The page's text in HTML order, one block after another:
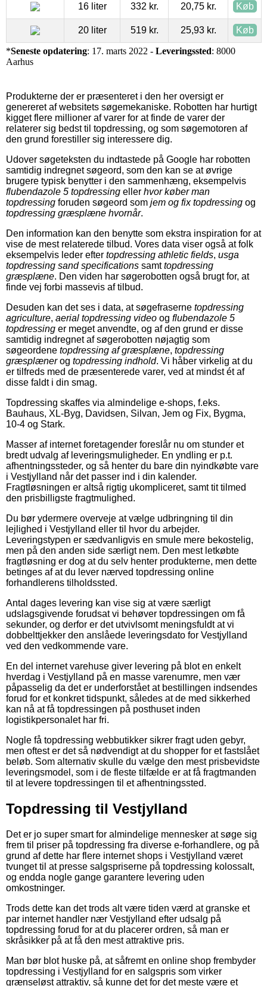
16 liter 332 kr. 20,75 kr. Køb
20 liter 519 kr. 25,93 kr. Køb
*Seneste opdatering: 17. marts 2022 - Leveringssted: 8000
Aarhus
Produkterne der er præsenteret i den her oversigt er
genereret af websitets søgemekaniske. Robotten har hurtigt
kigget flere millioner af varer for at finde de varer der
relaterer sig bedst til topdressing, og som søgemotoren af
den grund forestiller sig interessere dig.
Udover søgeteksten du indtastede på Google har robotten
samtidig indregnet søgeord, som den kan se at øvrige
brugere typisk benytter i den sammenhæng, eksempelvis
flubendazole 5 topdressing eller hvor køber man
topdressing foruden søgeord som jem og fix topdressing og
topdressing græsplæne hvornår.
Den information kan den benytte som ekstra inspiration for at
vise de mest relaterede tilbud. Vores data viser også at folk
eksempelvis leder efter topdressing athletic fields, usga
topdressing sand specifications samttopdressing
græsplæne. Den viden har søgerobotten også brugt for, at
finde vej forbi massevis af tilbud.
Desuden kan det ses i data, at søgefraserne topdressing
agriculture, aerial topdressing video og flubendazole 5
topdressing er meget anvendte, og af den grund er disse
samtidig indregnet af søgerobotten nøjagtig som
søgeordene topdressing af græsplæne, topdressing
græsplænerog topdressing indhold. Vi håber virkelig at du
er tilfreds med de præsenterede varer, ved at mindst ét af
disse faldt i din smag.
Topdressing skaffes via almindelige e-shops, f.eks.
Bauhaus, XL-Byg, Davidsen, Silvan, Jem og Fix, Bygma,
10-4 og Stark.
Masser af internet foretagender foreslår nu om stunder et
bredt udvalg af leveringsmuligheder. En yndling er p.t.
afhentningssteder, og så henter du bare din nyindkøbte vare
i Vestjylland når det passer ind i din kalender.
Fragtløsningen er altså rigtig ukompliceret, samt tit tilmed
den prisbilligste fragtmulighed.
Du bør ydermere overveje at vælge udbringning til din
lejlighed i Vestjylland eller til hvor du arbejder.
Leveringstypen er sædvanligvis en smule mere bekostelig,
men på den anden side særligt nem. Den mest letkøbte
fragtløsning er dog at du selv henter produkterne, men dette
betinges af at du lever nærved topdressing online
forhandlerens tilholdssted.
Antal dages levering kan vise sig at være særligt
udslagsgivende forudsat vi behøver topdressingen om få
sekunder, og derfor er det utvivlsomt meningsfuldt at vi
dobbelttjekker den anslåede leveringsdato for Vestjylland
ved den vedkommende vare.
En del internet varehuse giver levering på blot en enkelt
hverdag i Vestjylland på en masse varenumre, men vær
påpasselig da det er underforstået at bestillingen indsendes
forud for et konkret tidspunkt, således at de med sikkerhed
kan nå at få topdressingen på posthuset inden
logistikpersonalet har fri.
Nogle få topdressing webbutikker sikrer fragt uden gebyr,
men oftest er det så nødvendigt at du shopper for et fastslået
beløb. Som alternativ skulle du vælge den mest prisbevidste
leveringsmodel, som i de fleste tilfælde er at få fragtmanden
til at levere topdressingen til et afhentningssted.
Topdressing til Vestjylland
Det er jo super smart for almindelige mennesker at søge sig
frem til priser på topdressing fra diverse e-forhandlere, og på
grund af dette har flere internet shops i Vestjylland været
tvunget til at presse salgspriserne på topdressing kolossalt,
og endda nogle gange garantere levering uden
omkostninger.
Trods dette kan det trods alt være tiden værd at granske et
par internet handler nær Vestjylland efter udsalg på
topdressing forud for at du placerer ordren, så man er
skråsikker på at få den mest attraktive pris.
Man bør blot huske på, at såfremt en online shop frembyder
topdressing i Vestjylland for en salgspris som virker
grænseløst attraktiv, så kunne det for det meste være et